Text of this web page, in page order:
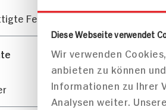
Diese Webseite verwendet
Wir verwenden
anbieten zu können
Informationen zu Ihrer
Analysen weiter.
Fettsäuren